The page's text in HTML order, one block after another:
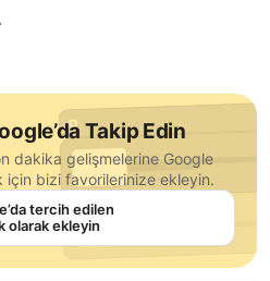
Takip Edin
dakika gelişmelerine Google
için bizi favorilerinize ekleyin.
tercih edilen
olarak ekleyin